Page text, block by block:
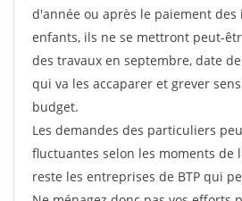
d'année ou après le paiement des
enfants, ils ne se mettront peut-
des travaux en septembre, date
qui va les accaparer et grever
budget.
Les demandes des particuliers
fluctuantes selon les moments de
reste les entreprises de BTP qui